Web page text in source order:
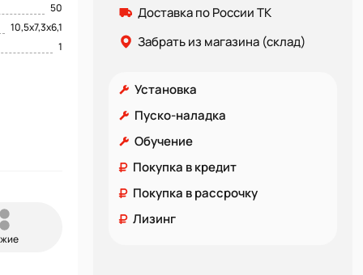
50
10,5х7,3х6,1
1
Доставка по России ТК
Забрать из магазина (склад)
Установка
Пуско-наладка
Обучение
Покупка в кредит
Покупка в рассрочку
Лизинг